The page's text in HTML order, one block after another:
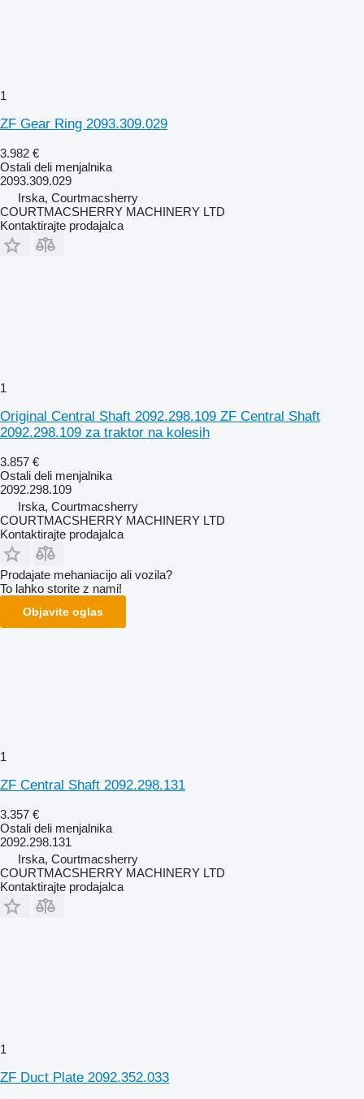
1
ZF Gear Ring 2093.309.029
3.982 €
Ostali deli menjalnika
2093.309.029
Irska, Courtmacsherry
COURTMACSHERRY MACHINERY LTD
Kontaktirajte prodajalca
1
Original Central Shaft 2092.298.109 ZF Central Shaft
2092.298.109 za traktor na kolesih
3.857 €
Ostali deli menjalnika
2092.298.109
Irska, Courtmacsherry
COURTMACSHERRY MACHINERY LTD
Kontaktirajte prodajalca
Prodajate mehaniacijo ali vozila?
To lahko storite z nami!
Objavite oglas
1
ZF Central Shaft 2092.298.131
3.357 €
Ostali deli menjalnika
2092.298.131
Irska, Courtmacsherry
COURTMACSHERRY MACHINERY LTD
Kontaktirajte prodajalca
1
ZF Duct Plate 2092.352.033